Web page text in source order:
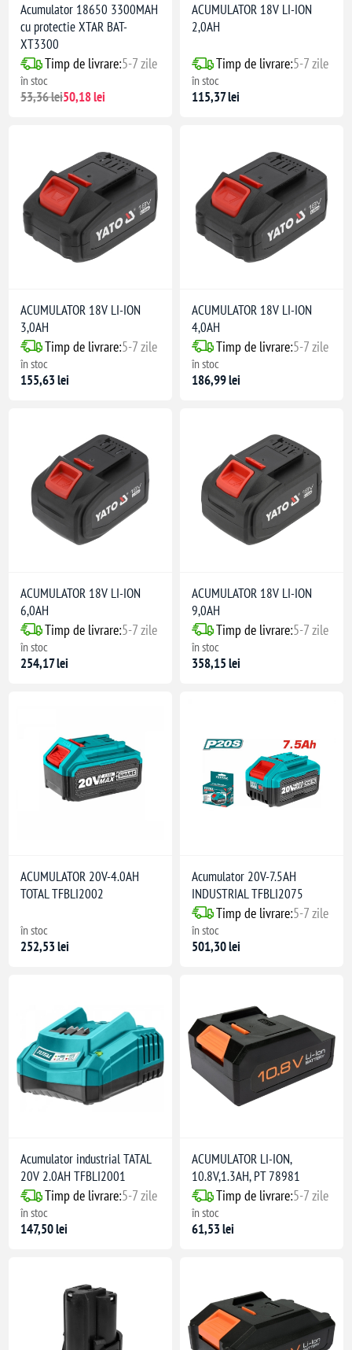
Acumulator 18650 3300MAH
cu protectie XTAR BAT-
XT3300
Timp de livrare:5-7 zile
în stoc
53,36 lei50,18 lei
ACUMULATOR 18V LI-ION
2,0AH
Timp de livrare:5-7 zile
în stoc
115,37 lei
ACUMULATOR 18V LI-ION
3,0AH
Timp de livrare:5-7 zile
în stoc
155,63 lei
ACUMULATOR 18V LI-ION
4,0AH
Timp de livrare:5-7 zile
în stoc
186,99 lei
ACUMULATOR 18V LI-ION
6,0AH
Timp de livrare:5-7 zile
în stoc
254,17 lei
ACUMULATOR 18V LI-ION
9,0AH
Timp de livrare:5-7 zile
în stoc
358,15 lei
ACUMULATOR 20V-4.0AH
TOTAL TFBLI2002
în stoc
252,53 lei
Acumulator 20V-7.5AH
INDUSTRIAL TFBLI2075
Timp de livrare:5-7 zile
în stoc
501,30 lei
Acumulator industrial TATAL
20V 2.0AH TFBLI2001
Timp de livrare:5-7 zile
în stoc
147,50 lei
ACUMULATOR LI-ION,
10.8V,1.3AH, PT 78981
Timp de livrare:5-7 zile
în stoc
61,53 lei